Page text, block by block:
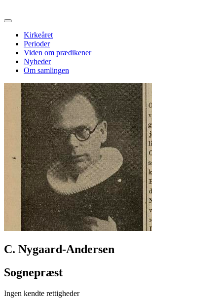
Kirkeåret
Perioder
Viden om prædikener
Nyheder
Om samlingen
C. Nygaard-Andersen
Sognepræst
Ingen kendte rettigheder